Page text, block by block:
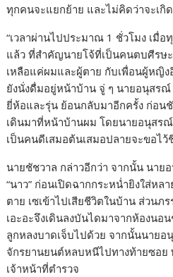
ทุกคนจะแยกย้าย และไม่คิดว่าจะเกิ
“เวลาผ่านไปประมาณ 1 ชั่วโมง เมื่
แล้ว ที่สำคัญนายโจ้ที่เป็นคนตบศีรษ
เหลือแค่ผมและผู้ตาย กับเพื่อนผู้หญิ
ยังนั่งดื่มอยู่หน้าบ้าน จู่ ๆ นายอนุสร
ยี่ห้อและรุ่น ย้อนกลับมาอีกครั้ง ก่อน
เดินมาที่หน้าบ้านผม โดยนายอนุสร
เป็นคนดีเสมอต้นเสมอปลายจะขอไว้
นายชัชวาล กล่าวอีกว่า จากนั้น นาย
“นาว” ก่อนเปิดฉากกระหน่ำยิงใส่ห
ตาย เซเข้าไปเสียชีวิตในบ้าน ส่วนภ
เอะอะจึงเดินลงบันไดมาจากห้องน
ลูกหลงบาดเจ็บไปด้วย จากนั้นนายอ
จักรยานยนต์หลบหนีไปทางท้ายซอย
เจ้าหน้าที่ตำรวจ